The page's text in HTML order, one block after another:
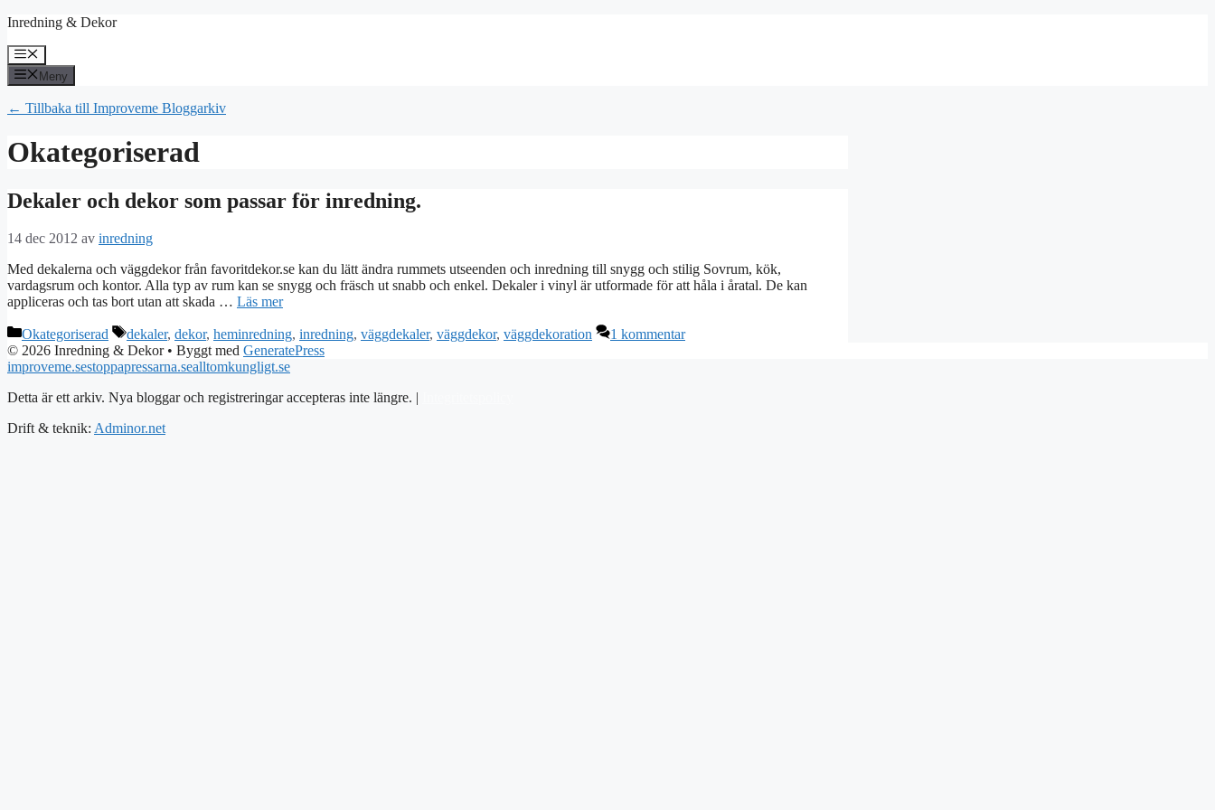
Hoppa
innehåll
Inredning & Dekor
Meny
Meny
← Tillbaka till Improveme Bloggarkiv
Okategoriserad
Dekaler och dekor som passar för inredning.
14 dec 2012 av inredning
Med dekalerna och väggdekor från favoritdekor.se kan du lätt ändra rummets utseenden och inredning till snygg och stilig Sovrum, kök,
vardagsrum och kontor. Alla typ av rum kan se snygg och fräsch ut snabb och enkel. Dekaler i vinyl är utformade för att håla i åratal. De kan
appliceras och tas bort utan att skada … Läs mer
Kategorier
Okategoriserad Etiketter
dekaler, dekor, heminredning, inredning, väggdekaler, väggdekor, väggdekoration
1 kommentar
© 2026 Inredning & Dekor• Byggt med GeneratePress
improveme.sestoppapressarna.sealltomkungligt.se
Detta är ett arkiv. Nya bloggar och registreringar accepteras inte längre. |
Drift & teknik: Adminor.net